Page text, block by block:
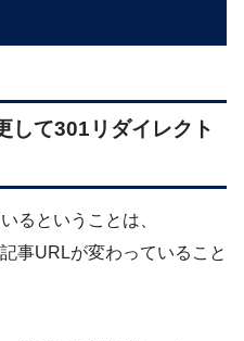
して301リダイレクト
るということは、
事URLが変わっていること